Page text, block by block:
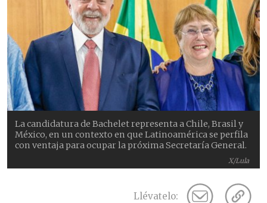
X/Lula
La candidatura de Bachelet representa a Chile, Brasil y
México, en un contexto en que Latinoamérica se perfila
con ventaja para ocupar la próxima Secretaría General.
Llévatelo: